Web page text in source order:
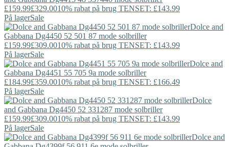
£159.99£329.0010% rabat på brug TENSET: £143.99
På lagerSale
Dolce and
Gabbana Dg4450 52 501 87 mode solbriller
£159.99£309.0010% rabat på brug TENSET: £143.99
På lagerSale
Dolce and
Gabbana Dg4451 55 705 9a mode solbriller
£184.99£359.0010% rabat på brug TENSET: £166.49
På lagerSale
Dolce
and Gabbana Dg4450 52 331287 mode solbriller
£159.99£309.0010% rabat på brug TENSET: £143.99
På lagerSale
Dolce and